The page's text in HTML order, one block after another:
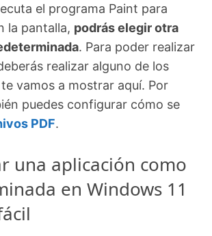
el programa Paint para
la pantalla, podrás elegir otra
. Para poder realizar
realizar alguno de los
vamos a mostrar aquí. Por
puedes configurar cómo se
PDF.
una aplicación como
en Windows 11